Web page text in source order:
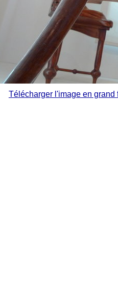
Télécharger l'image en grand